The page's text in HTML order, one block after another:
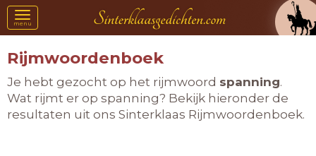
Toggle
navigation
menu
Rijmwoordenboek
Je hebt gezocht op het rijmwoord spanning.
Wat rijmt er op spanning? Bekijk hieronder de
resultaten uit ons Sinterklaas Rijmwoordenboek.